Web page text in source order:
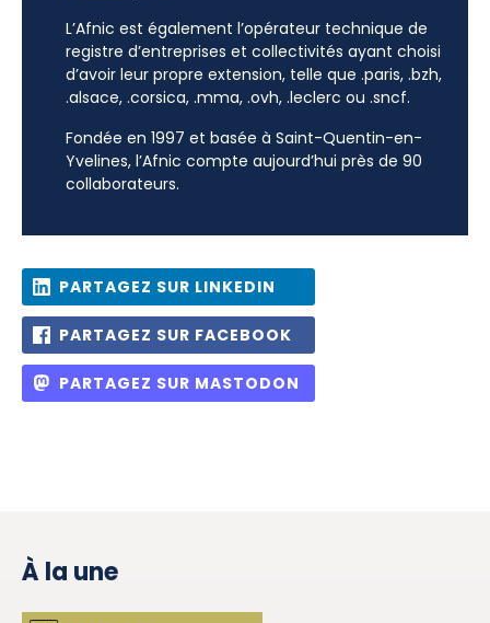
L’Afnic est également l’opérateur technique de
registre d’entreprises et collectivités ayant choisi
d’avoir leur propre extension, telle que .paris, .bzh,
.alsace, .corsica, .mma, .ovh, .leclerc ou .sncf.
Fondée en 1997 et basée à Saint-Quentin-en-
Yvelines, l’Afnic compte aujourd’hui près de 90
collaborateurs.
PARTAGEZ SUR LINKEDIN
PARTAGEZ SUR FACEBOOK
PARTAGEZ SUR MASTODON
À la une